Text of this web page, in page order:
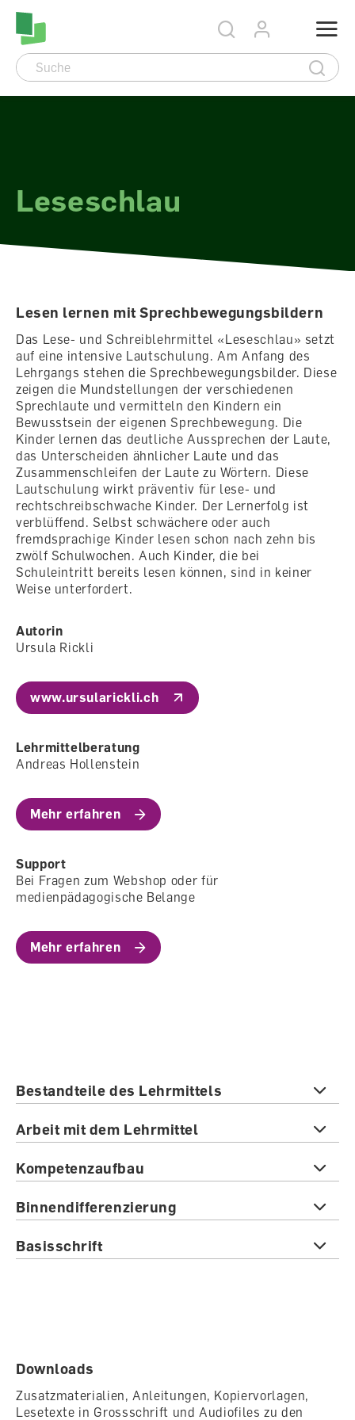
Accesskey Navigation
Seitenanfang
Direkt
Hauptnavigation
Direkt
zum
Hauptinhalt
Direkt
zum
Direkt
Leseschlau
Lesen lernen mit Sprechbewegungsbildern
Das Lese- und Schreiblehrmittel «Leseschlau» setzt
auf eine intensive Lautschulung. Am Anfang des
Lehrgangs stehen die Sprechbewegungsbilder. Diese
zeigen die Mundstellungen der verschiedenen
Sprechlaute und vermitteln den Kindern ein
Bewusstsein der eigenen Sprechbewegung. Die
Kinder lernen das deutliche Aussprechen der Laute,
das Unterscheiden ähnlicher Laute und das
Zusammenschleifen der Laute zu Wörtern. Diese
Lautschulung wirkt präventiv für lese- und
rechtschreibschwache Kinder. Der Lernerfolg ist
verblüffend. Selbst schwächere oder auch
fremdsprachige Kinder lesen schon nach zehn bis
zwölf Schulwochen. Auch Kinder, die bei
Schuleintritt bereits lesen können, sind in keiner
Weise unterfordert.
Autorin
Ursula Rickli
www.ursularickli.ch
Lehrmittelberatung
Andreas Hollenstein
Mehr erfahren
Support
Bei Fragen zum Webshop oder für
medienpädagogische Belange
Mehr erfahren
Bestandteile des Lehrmittels
Arbeit mit dem Lehrmittel
Kompetenzaufbau
Binnendifferenzierung
Basisschrift
Downloads
Zusatzmaterialien, Anleitungen, Kopiervorlagen,
Lesetexte in Grossschrift und Audiofiles zu den